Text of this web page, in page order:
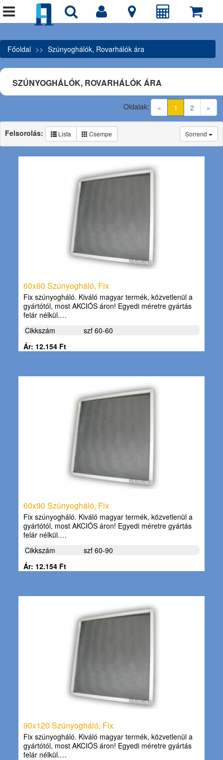
Főoldal Szúnyoghálók, Rovarhálók ára
SZÚNYOGHÁLÓK, ROVARHÁLÓK ÁRA
« 1 (current)
2 »
Oldalak:
Sorrend
Felsorolás: Lista Csempe
60x60 Szúnyogháló, Fix
Fix szúnyogháló. Kiváló magyar termék, közvetlenül a
gyártótól, most AKCIÓS áron! Egyedi méretre gyártás
felár nélkül.…
Cikkszám
szf 60-60
Ár: 12.154 Ft
60x90 Szúnyogháló, Fix
Fix szúnyogháló. Kiváló magyar termék, közvetlenül a
gyártótól, most AKCIÓS áron! Egyedi méretre gyártás
felár nélkül.…
Cikkszám
szf 60-90
Ár: 12.154 Ft
90x120 Szúnyogháló, Fix
Fix szúnyogháló. Kiváló magyar termék, közvetlenül a
gyártótól, most AKCIÓS áron! Egyedi méretre gyártás
felár nélkül.…